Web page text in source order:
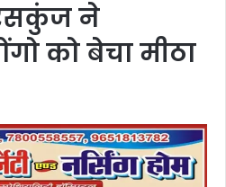
ने
को बेचा मीठा